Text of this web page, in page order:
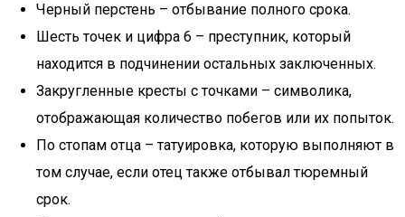
Черный перстень – отбывание полного срока.
Шесть точек и цифра 6 – преступник, который
находится в подчинении остальных заключенных.
Закругленные кресты с точками – символика,
отображающая количество побегов или их попыток.
По стопам отца – татуировка, которую выполняют в
том случае, если отец также отбывал тюремный
срок.